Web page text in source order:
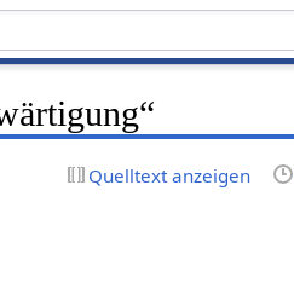
Quelltext anzeigen